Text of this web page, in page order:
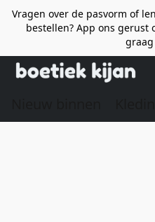
Vragen over de pasvorm of
bestellen? App ons gerust